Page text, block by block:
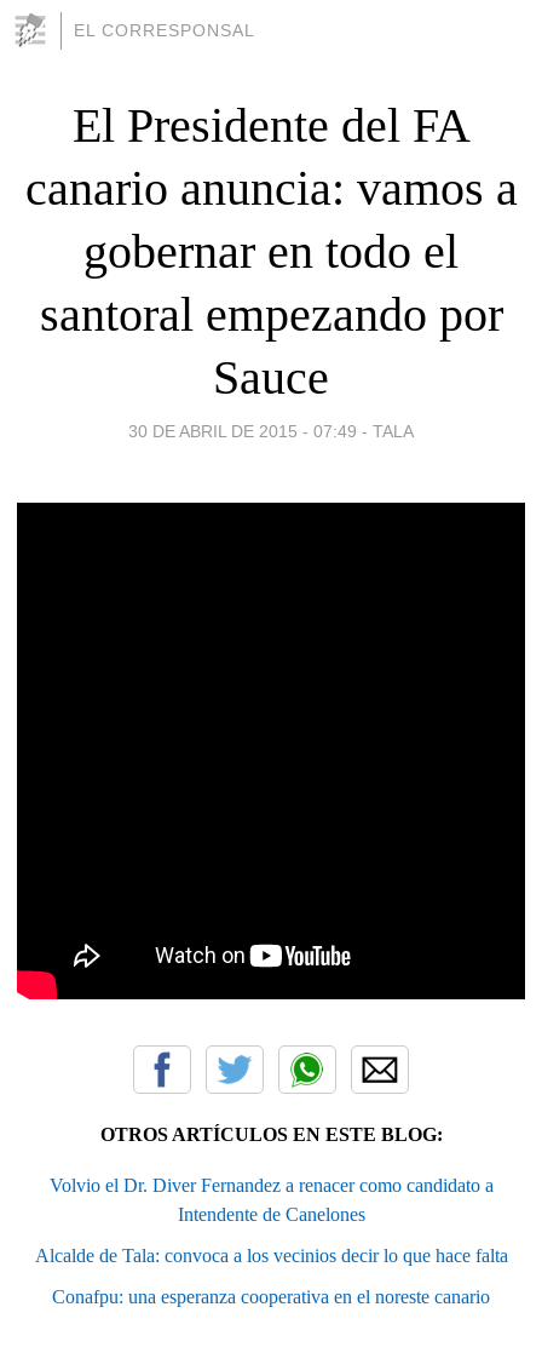
EL CORRESPONSAL
El Presidente del FA
canario anuncia: vamos a
gobernar en todo el
santoral empezando por
Sauce
30 DE ABRIL DE 2015 - 07:49 - TALA
OTROS ARTÍCULOS EN ESTE BLOG:
Volvio el Dr. Diver Fernandez a renacer como candidato a
Intendente de Canelones
Alcalde de Tala: convoca a los vecinios decir lo que hace falta
Conafpu: una esperanza cooperativa en el noreste canario